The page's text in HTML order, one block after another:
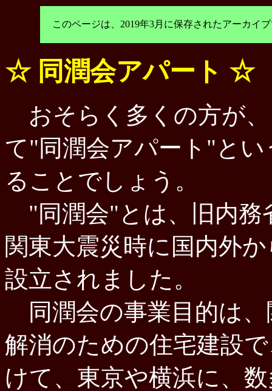
このページは、2019年3月に保存されたアーカイ
☆ 同潤会アパート ☆
おそらく多くの方が
て"同潤会アパート"と
ることでしょう。
"同潤会"とは、旧内務
関東大震災時に国内外
設立されました。
同潤会の事業目的は、
解消のための住宅建設
けて、東京や横浜に、